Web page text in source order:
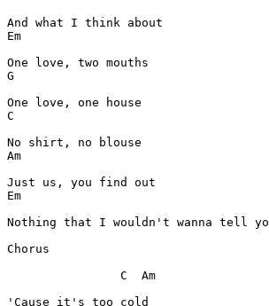
Em
G
C
Am
Em
Nothing that I wouldn't wanna tell
Chorus
C
Am